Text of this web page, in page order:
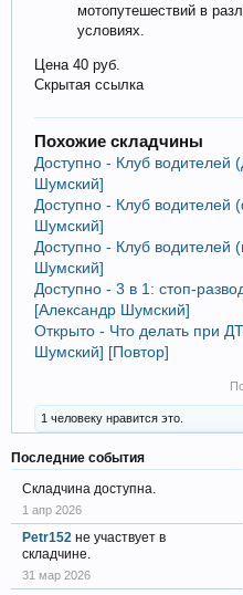
мотопутешествий в
условиях.
Цена 40 руб.
Скрытая ссылка
Похожие складчины
Доступно - Клуб водителей
Шумский]
Доступно - Клуб водителей
Шумский]
Доступно - Клуб водителей
Шумский]
Доступно - 3 в 1: стоп-
[Александр Шумский]
Открыто - Что делать при
Шумский] [Повтор]
1 человеку нравится это.
Последние события
Складчина доступна.
1 апр 2026
Petr152 не участвует в
складчине.
31 мар 2026